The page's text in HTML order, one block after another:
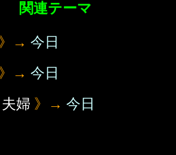
関連テーマ
》→ 今日
》→ 今日
婦 》→ 今日